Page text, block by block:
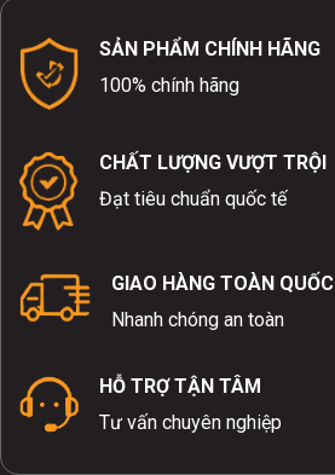
SẢN PHẨM CHÍNH HÃNG
100% chính hãng
CHẤT LƯỢNG VƯỢT TRỘI
Đạt tiêu chuẩn quốc tế
GIAO HÀNG TOÀN QUỐC
Nhanh chóng an toàn
HỖ TRỢ TẬN TÂM
Tư vấn chuyên nghiệp